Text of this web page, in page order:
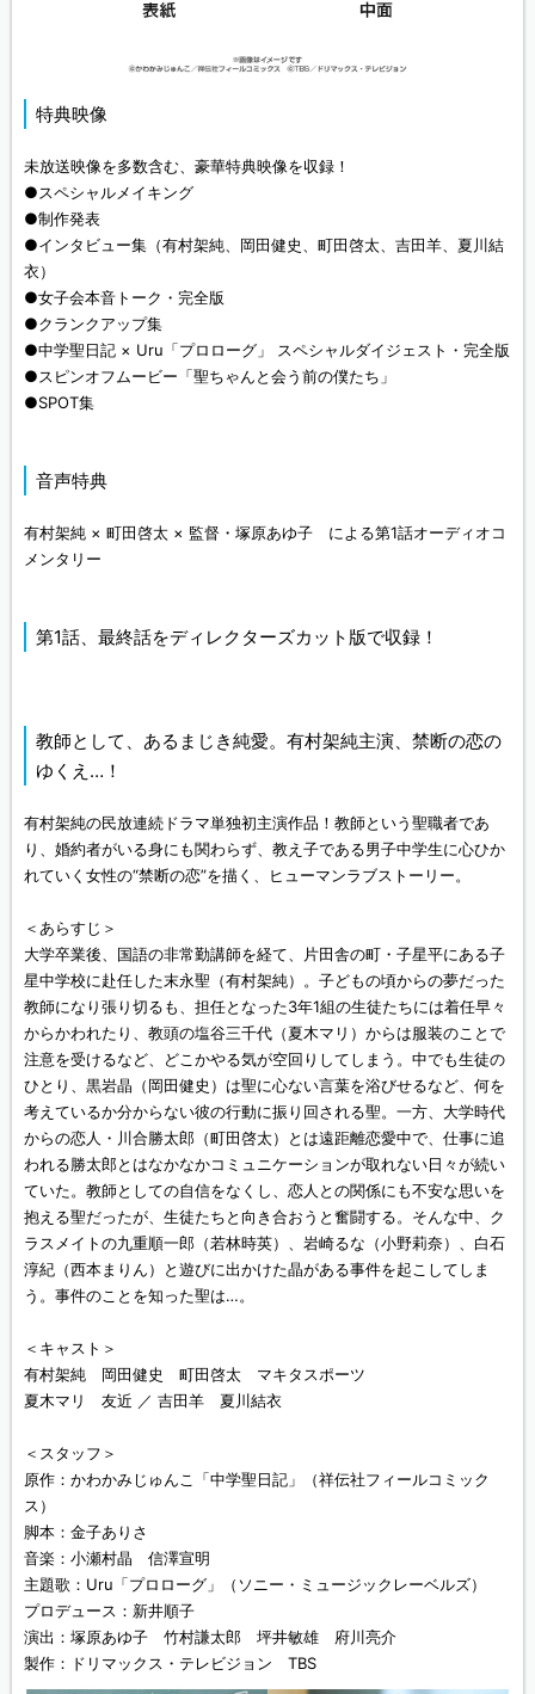
特典映像
未放送映像を多数含む、豪華特典映像を収録！
●スペシャルメイキング
●制作発表
●インタビュー集（有村架純、岡田健史、町田啓太、吉田羊、夏川結
衣）
●女子会本音トーク・完全版
●クランクアップ集
●中学聖日記 × Uru「プロローグ」 スペシャルダイジェスト・完全版
●スピンオフムービー「聖ちゃんと会う前の僕たち」
●SPOT集
音声特典
有村架純 × 町田啓太 × 監督・塚原あゆ子 による第1話オーディオコ
メンタリー
第1話、最終話をディレクターズカット版で収録！
教師として、あるまじき純愛。有村架純主演、禁断の恋の
ゆくえ…！
有村架純の民放連続ドラマ単独初主演作品！教師という聖職者であ
り、婚約者がいる身にも関わらず、教え子である男子中学生に心ひか
れていく女性の“禁断の恋”を描く、ヒューマンラブストーリー。
＜あらすじ＞
大学卒業後、国語の非常勤講師を経て、片田舎の町・子星平にある子
星中学校に赴任した末永聖（有村架純）。子どもの頃からの夢だった
教師になり張り切るも、担任となった3年1組の生徒たちには着任早々
からかわれたり、教頭の塩谷三千代（夏木マリ）からは服装のことで
注意を受けるなど、どこかやる気が空回りしてしまう。中でも生徒の
ひとり、黒岩晶（岡田健史）は聖に心ない言葉を浴びせるなど、何を
考えているか分からない彼の行動に振り回される聖。一方、大学時代
からの恋人・川合勝太郎（町田啓太）とは遠距離恋愛中で、仕事に追
われる勝太郎とはなかなかコミュニケーションが取れない日々が続い
ていた。教師としての自信をなくし、恋人との関係にも不安な思いを
抱える聖だったが、生徒たちと向き合おうと奮闘する。そんな中、ク
ラスメイトの九重順一郎（若林時英）、岩崎るな（小野莉奈）、白石
淳紀（西本まりん）と遊びに出かけた晶がある事件を起こしてしま
う。事件のことを知った聖は…。
＜キャスト＞
有村架純 岡田健史 町田啓太 マキタスポーツ
夏木マリ 友近 ／ 吉田羊 夏川結衣
＜スタッフ＞
原作：かわかみじゅんこ「中学聖日記」（祥伝社フィールコミック
ス）
脚本：金子ありさ
音楽：小瀬村晶 信澤宣明
主題歌：Uru「プロローグ」（ソニー・ミュージックレーベルズ）
プロデュース：新井順子
演出：塚原あゆ子 竹村謙太郎 坪井敏雄 府川亮介
製作：ドリマックス・テレビジョン TBS